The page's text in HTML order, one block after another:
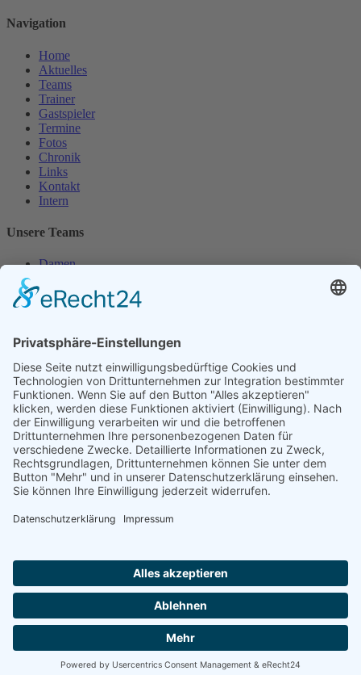
Navigation
Home
Aktuelles
Teams
Trainer
Gastspieler
Termine
Fotos
Chronik
Links
Kontakt
Intern
Unsere Teams
Damen
Herren
Herren 30
Unsere Jugend
Midcourt
Bambini
Juniorinnen 18
Knaben 15
Follow us
Facebook
RSS
Formulare
Aufnahmeantrag online
Aufnahmeantrag (PDF)
Tennisclub Donauwörth e.V.© 2026| Impressum | Datenschutz |